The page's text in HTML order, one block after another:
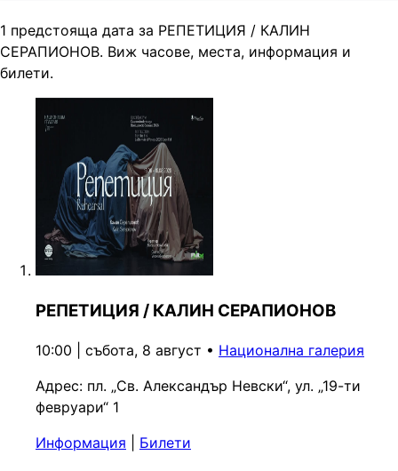
1 предстояща дата за РЕПЕТИЦИЯ / КАЛИН
СЕРАПИОНОВ. Виж часове, места, информация и
билети.
РЕПЕТИЦИЯ / КАЛИН СЕРАПИОНОВ
10:00 | събота, 8 август • Национална галерия
Адрес: пл. „Св. Александър Невски“, ул. „19-ти
февруари“ 1
Информация
Билети